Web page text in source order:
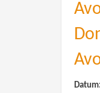
Datum: